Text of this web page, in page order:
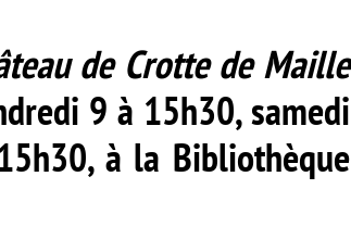
de Crotte de Maille
9 à 15h30, samedi
à la Bibliothèque